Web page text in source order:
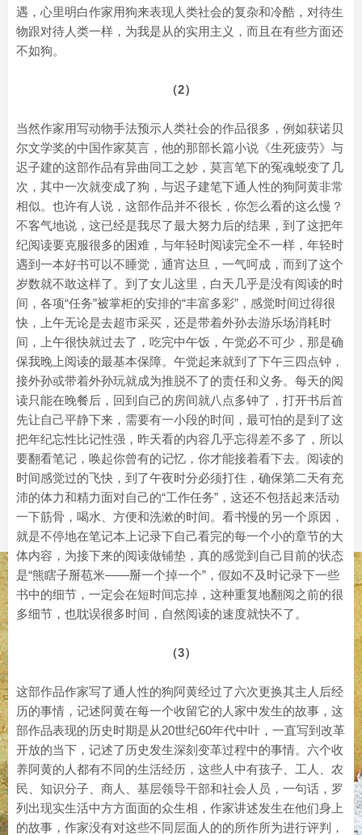
遇，心里明白作家用狗来表现人类社会的复杂和冷酷，对待生
物跟对待人类一样，为我是从的实用主义，而且在有些方面还
不如狗。
（2）
当然作家用写动物手法预示人类社会的作品很多，例如获诺贝
尔文学奖的中国作家莫言，他的那部长篇小说《生死疲劳》与
迟子建的这部作品有异曲同工之妙，莫言笔下的冤魂蜕变了几
次，其中一次就变成了狗，与迟子建笔下通人性的狗阿黄非常
相似。也许有人说，这部作品并不很长，你怎么看的这么慢？
不客气地说，这已经是我尽了最大努力后的结果，到了这把年
纪阅读要克服很多的困难，与年轻时阅读完全不一样，年轻时
遇到一本好书可以不睡觉，通宵达旦，一气呵成，而到了这个
岁数就不敢这样了。到了女儿这里，白天几乎是没有阅读的时
间，各项“任务”被掌柜的安排的“丰富多彩”，感觉时间过得很
快，上午无论是去超市采买，还是带着外孙去游乐场消耗时
间，上午很快就过去了，吃完中午饭，午觉必不可少，那是确
保我晚上阅读的最基本保障。午觉起来就到了下午三四点钟，
接外孙或带着外孙玩就成为推脱不了的责任和义务。每天的阅
读只能在晚餐后，回到自己的房间就八点多钟了，打开书后首
先让自己平静下来，需要有一小段的时间，最可怕的是到了这
把年纪忘性比记性强，昨天看的内容几乎忘得差不多了，所以
要翻看笔记，唤起你曾有的记忆，你才能接着看下去。阅读的
时间感觉过的飞快，到了午夜时分必须打住，确保第二天有充
沛的体力和精力面对自己的“工作任务”，这还不包括起来活动
一下筋骨，喝水、方便和洗漱的时间。看书慢的另一个原因，
就是不停地在笔记本上记录下自己看完的每一个小的章节的大
体内容，为接下来的阅读做铺垫，真的感觉到自己目前的状态
是“熊瞎子掰苞米——掰一个掉一个”，假如不及时记录下一些
书中的细节，一定会在短时间忘掉，这种重复地翻阅之前的很
多细节，也耽误很多时间，自然阅读的速度就快不了。
（3）
这部作品作家写了通人性的狗阿黄经过了六次更换其主人后经
历的事情，记述阿黄在每一个收留它的人家中发生的故事，这
部作品表现的历史时期是从20世纪60年代中叶，一直写到改革
开放的当下，记述了历史发生深刻变革过程中的事情。六个收
养阿黄的人都有不同的生活经历，这些人中有孩子、工人、农
民、知识分子、商人、基层领导干部和社会人员，一句话，罗
列出现实生活中方方面面的众生相，作家讲述发生在他们身上
的故事，作家没有对这些不同层面人的的所作所为进行评判，